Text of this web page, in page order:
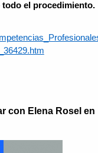
todo el procedimiento.
con Elena Rosel en